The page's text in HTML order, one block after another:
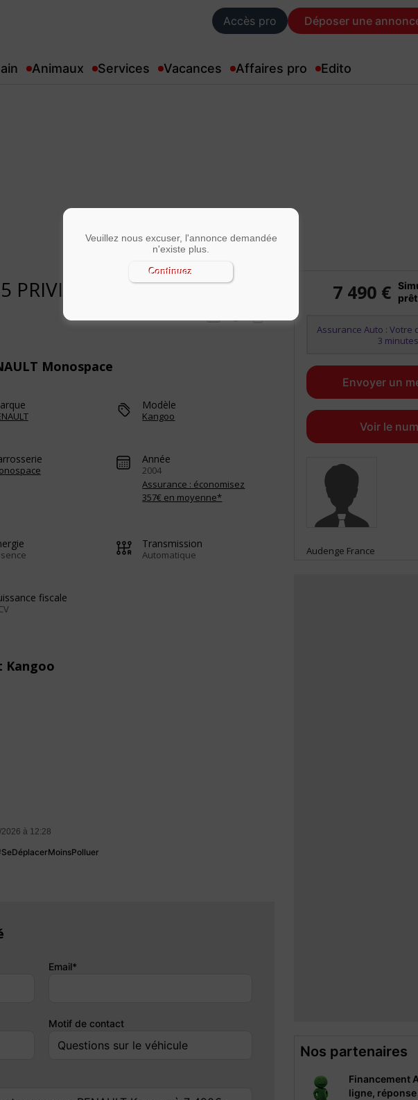
Accès pro Déposer une
Animaux Services Vacances Affaires pro Edito
BVA / 5 PLACES
Monospace
Modèle
Kangoo
Année
2004
Assurance : économisez
357€ en moyenne*
Transmission
Automatique
fiscale
Kangoo
(hors coût du certificat d'immatriculation).
à 12:28
Email*
Motif de contact
7 490 €
Assurance Auto : Votre
3 minutes
Envoyer un
Voir le
Audenge France
Nos partenaires
Financement
ligne,
Veuillez nous excuser, l'annonce demandée
n'existe plus.
Continuez